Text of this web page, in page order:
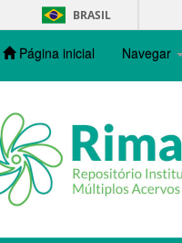
BRASIL
Página inicial Navegar